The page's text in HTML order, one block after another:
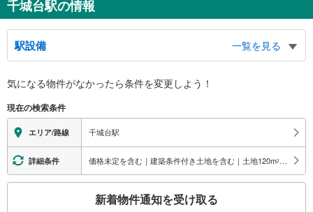
千城台駅の情報
駅設備
一覧を見る
※段差なしでの移動経路
地上⇔改札⇔ホーム：○
エレベータ
・各ホーム⇔改札
・改札⇔地上
エスカレータ
気になる物件がなかったら条件を変更しよう！
現在の検索条件
エリア/路線 千城台駅
詳細条件 価格未定を含む｜建築条件付き土地を含む｜土地120m2 以上
新着物件通知を受け取る